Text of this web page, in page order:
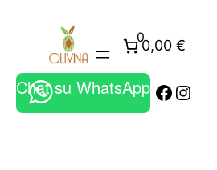
0
0,00 €
Chat su WhatsApp